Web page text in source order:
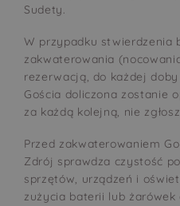
Sudety.
W przypadku stwierdzenia
zakwaterowania
rezerwacją, do każdej
Gościa doliczona zostanie
za każdą kolejną, nie
Przed zakwaterowaniem
Zdrój sprawdza czystość
sprzętów, urządzeń i
zużycia baterii lub